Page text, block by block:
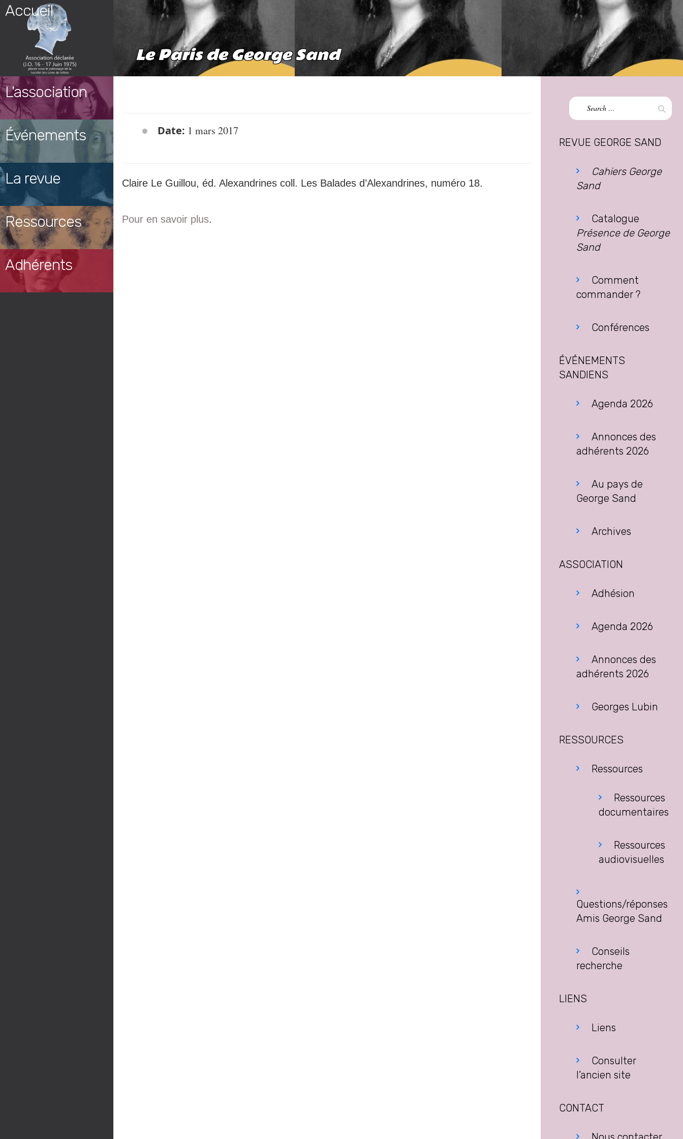
Skip
content
Accueil
L'association
Événements
La revue
Ressources
Adhérents
Le Paris de George Sand
Date: 1 mars 2017
Claire Le Guillou, éd. Alexandrines coll. Les Balades d’Alexandrines, numéro 18.
Pour en savoir plus.
Search
for:
REVUE GEORGE SAND
Cahiers George
Sand
Catalogue
Présence de George
Sand
Comment
commander ?
Conférences
ÉVÉNEMENTS
SANDIENS
Agenda 2026
Annonces des
adhérents 2026
Au pays de
George Sand
Archives
ASSOCIATION
Adhésion
Agenda 2026
Annonces des
adhérents 2026
Georges Lubin
RESSOURCES
Ressources
Ressources
documentaires
Ressources
audiovisuelles
Questions/réponses
Amis George Sand
Conseils
recherche
LIENS
Liens
Consulter
l’ancien site
CONTACT